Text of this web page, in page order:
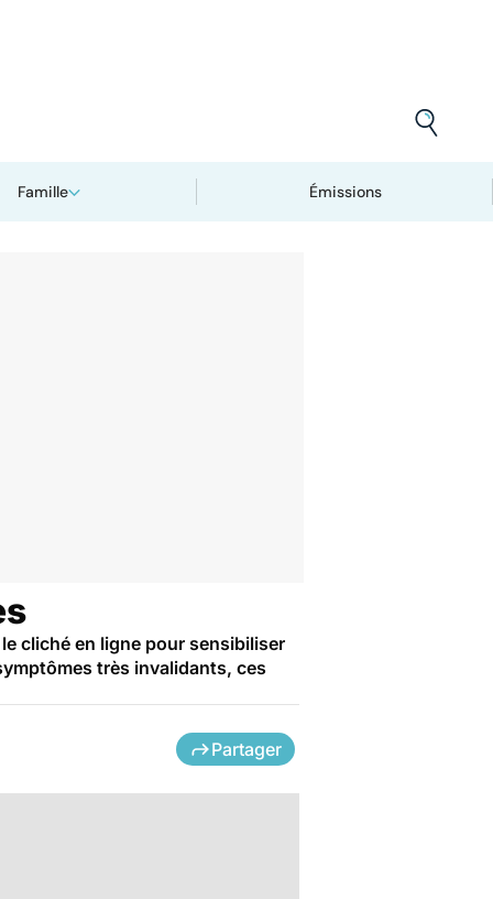
Famille Émissions
cliché en ligne pour sensibiliser
très invalidants, ces
Partager